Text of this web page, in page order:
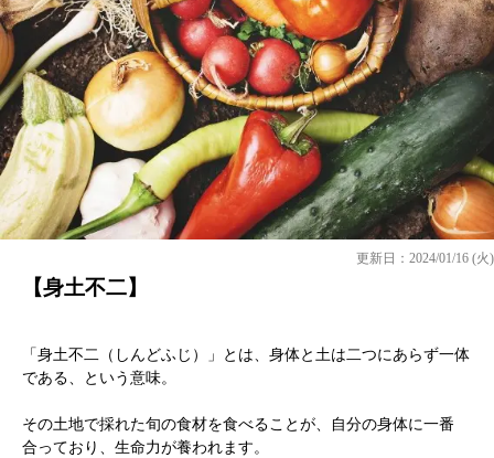
更新日：2024/01/16 (火)
【身土不二】
「身土不二（しんどふじ）」とは、身体と土は二つにあらず一体
である、という意味。
その土地で採れた旬の食材を食べることが、自分の身体に一番
合っており、生命力が養われます。